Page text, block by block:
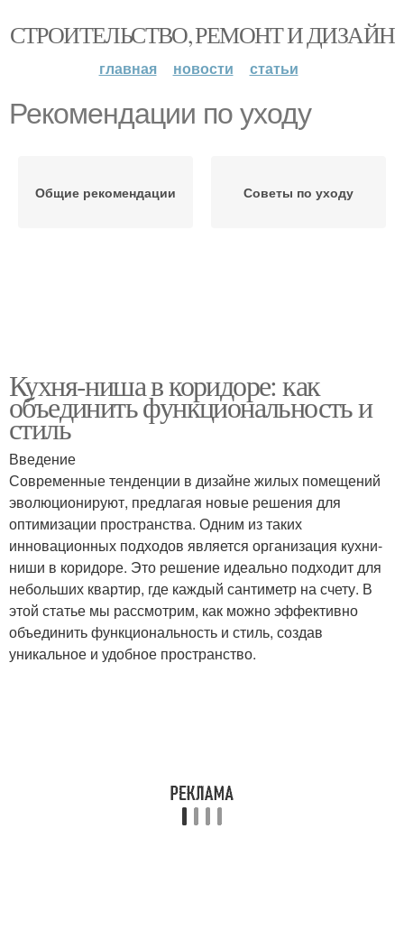
СТРОИТЕЛЬСТВО, РЕМОНТ И ДИЗАЙН
главная новости статьи
Рекомендации по уходу
Общие рекомендации Советы по уходу
Кухня-ниша в коридоре: как
объединить функциональность и
стиль
Введение
Современные тенденции в дизайне жилых помещений
эволюционируют, предлагая новые решения для
оптимизации пространства. Одним из таких
инновационных подходов является организация кухни-
ниши в коридоре. Это решение идеально подходит для
небольших квартир, где каждый сантиметр на счету. В
этой статье мы рассмотрим, как можно эффективно
объединить функциональность и стиль, создав
уникальное и удобное пространство.